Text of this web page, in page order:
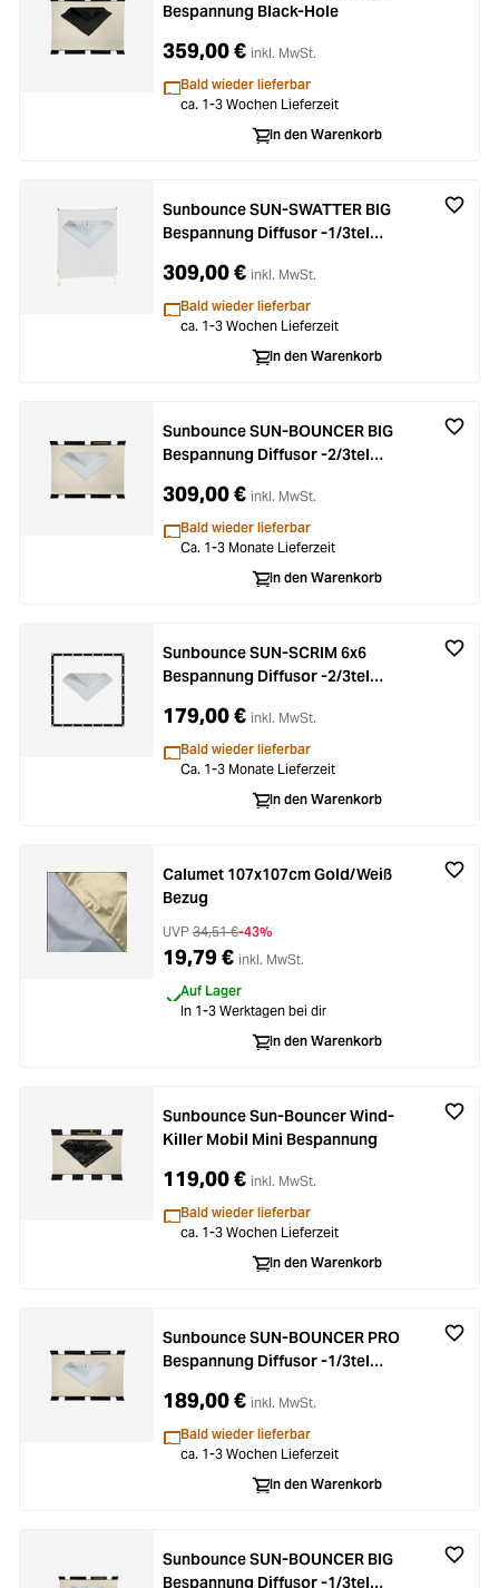
Bespannung Black-Hole
359,00 € inkl. MwSt.
Bald wieder lieferbar
ca. 1-3 Wochen Lieferzeit
In den Warenkorb
Sunbounce SUN-SWATTER BIG
Bespannung Diffusor -1/3tel
309,00 € inkl. MwSt.
Bald wieder lieferbar
ca. 1-3 Wochen Lieferzeit
In den Warenkorb
Sunbounce SUN-BOUNCER BIG
Bespannung Diffusor -2/3tel
309,00 € inkl. MwSt.
Bald wieder lieferbar
Ca. 1-3 Monate Lieferzeit
In den Warenkorb
Sunbounce SUN-SCRIM 6x6
Bespannung Diffusor -2/3tel
179,00 € inkl. MwSt.
Bald wieder lieferbar
Ca. 1-3 Monate Lieferzeit
In den Warenkorb
Calumet 107x107cm Gold/Weiß
Bezug
UVP 34,51 €-43%
19,79 € inkl. MwSt.
Auf Lager
In 1-3 Werktagen bei dir
In den Warenkorb
Sunbounce Sun-Bouncer Wind-
Killer Mobil Mini Bespannung
119,00 € inkl. MwSt.
Bald wieder lieferbar
ca. 1-3 Wochen Lieferzeit
In den Warenkorb
Sunbounce SUN-BOUNCER PRO
Bespannung Diffusor -1/3tel
189,00 € inkl. MwSt.
Bald wieder lieferbar
ca. 1-3 Wochen Lieferzeit
In den Warenkorb
Sunbounce SUN-BOUNCER BIG
Bespannung Diffusor -1/3tel